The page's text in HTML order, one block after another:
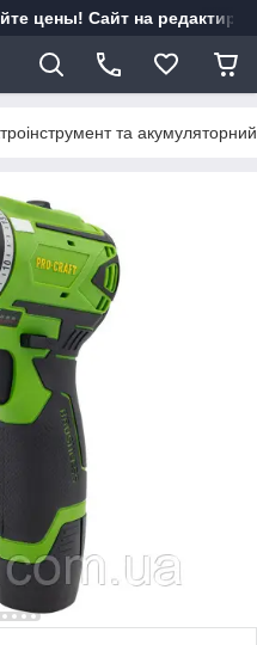
цены! Сайт на
та